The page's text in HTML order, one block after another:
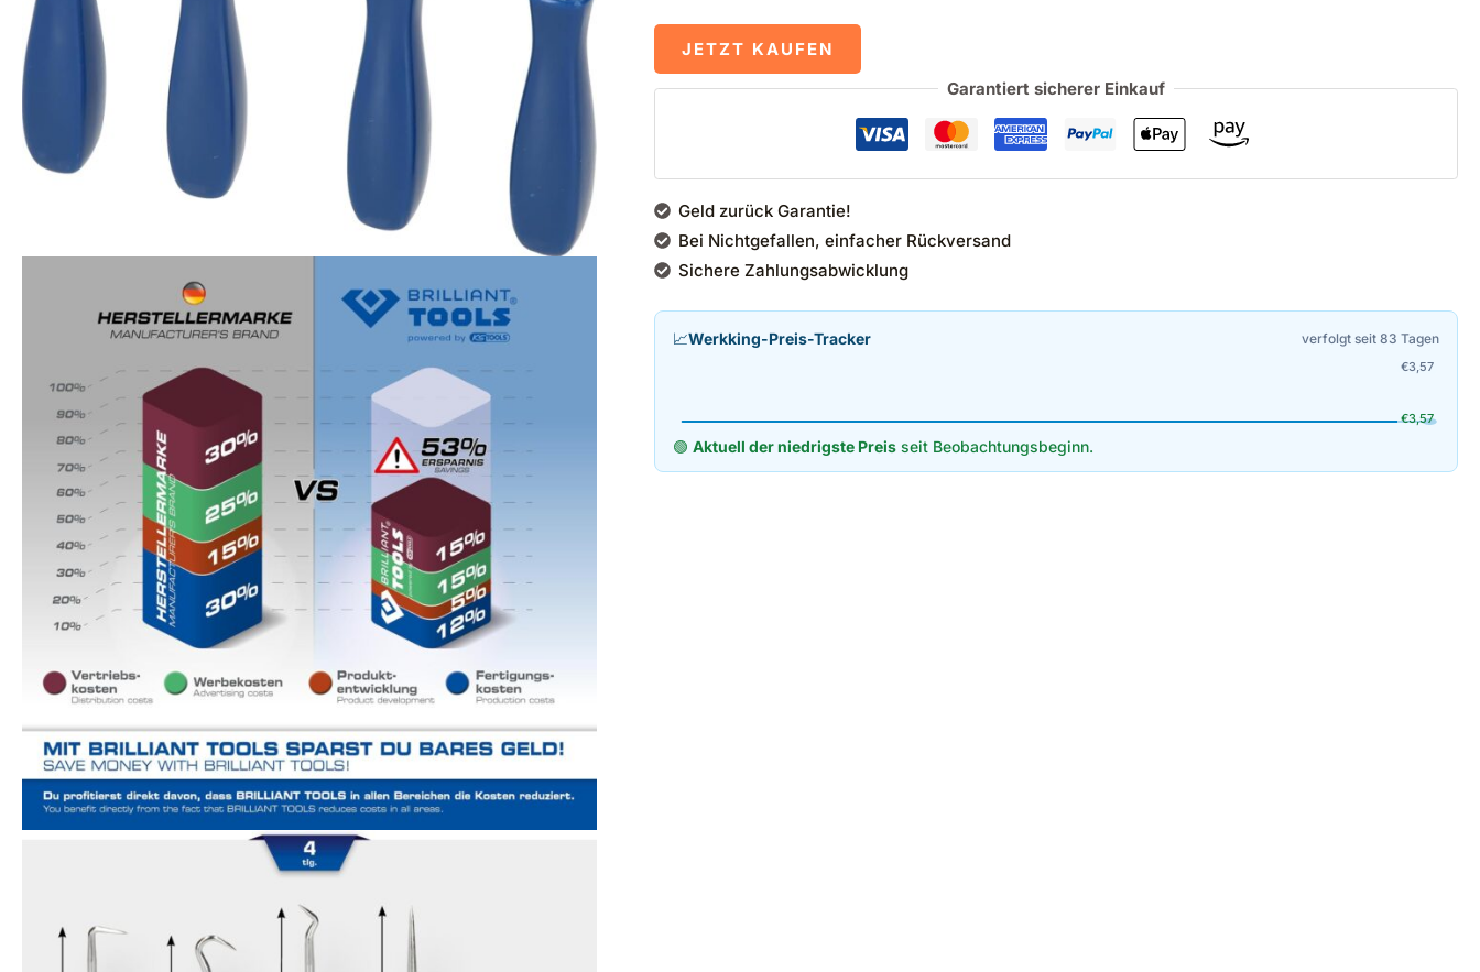
JETZT KAUFEN
Garantiert sicherer Einkauf
Geld zurück Garantie!
Bei Nichtgefallen, einfacher Rückversand
Sichere Zahlungsabwicklung
📈Werkking-Preis-Tracker verfolgt seit 83 Tagen
€3,57
€3,57
🟢 Aktuell der niedrigste Preisseit Beobachtungsbeginn.